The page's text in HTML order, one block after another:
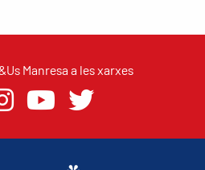
Manresa a les xarxes